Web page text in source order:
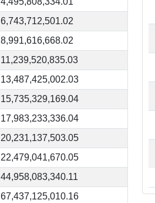
6,743,712,501.02
8,991,616,668.02
11,239,520,835.03
13,487,425,002.03
15,735,329,169.04
17,983,233,336.04
20,231,137,503.05
22,479,041,670.05
44,958,083,340.11
67,437,125,010.16